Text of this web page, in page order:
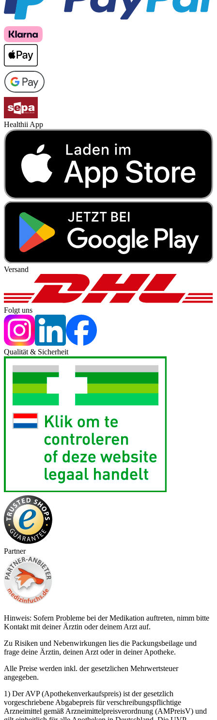
Healthii App
Versand
Folgt uns
Qualität & Sicherheit
Partner
Hinweis: Sofern Probleme bei der Medikation auftreten, nimm bitte
Kontakt mit deiner Ärztin oder deinem Arzt auf.
Zu Risiken und Nebenwirkungen lies die Packungsbeilage und
frage deine Ärztin, deinen Arzt oder in deiner Apotheke.
Alle Preise werden inkl. der gesetzlichen Mehrwertsteuer
angegeben.
1) Der AVP (Apothekenverkaufspreis) ist der gesetzlich
vorgeschriebene Abgabepreis für verschreibungspflichtige
Arzneimittel gemäß Arzneimittelpreisverordnung (AMPreisV) und